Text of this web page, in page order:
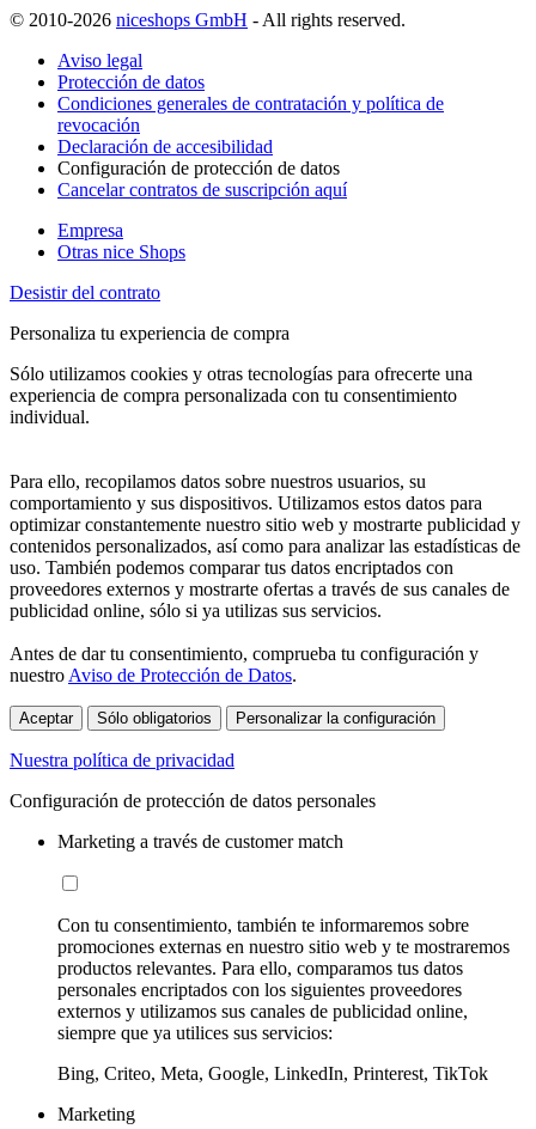
© 2010-2026 niceshops GmbH - All rights reserved.
Aviso legal
Protección de datos
Condiciones generales de contratación y política de
revocación
Declaración de accesibilidad
Configuración de protección de datos
Cancelar contratos de suscripción aquí
Empresa
Otras nice Shops
Desistir del contrato
Personaliza tu experiencia de compra
Sólo utilizamos cookies y otras tecnologías para ofrecerte una
experiencia de compra personalizada con tu consentimiento
individual.
Para ello, recopilamos datos sobre nuestros usuarios, su
comportamiento y sus dispositivos. Utilizamos estos datos para
optimizar constantemente nuestro sitio web y mostrarte publicidad y
contenidos personalizados, así como para analizar las estadísticas de
uso. También podemos comparar tus datos encriptados con
proveedores externos y mostrarte ofertas a través de sus canales de
publicidad online, sólo si ya utilizas sus servicios.
Antes de dar tu consentimiento, comprueba tu configuración y
nuestro Aviso de Protección de Datos.
Aceptar Sólo obligatorios Personalizar la configuración
Nuestra política de privacidad
Configuración de protección de datos personales
Marketing a través de customer match
Con tu consentimiento, también te informaremos sobre
promociones externas en nuestro sitio web y te mostraremos
productos relevantes. Para ello, comparamos tus datos
personales encriptados con los siguientes proveedores
externos y utilizamos sus canales de publicidad online,
siempre que ya utilices sus servicios:
Bing, Criteo, Meta, Google, LinkedIn, Printerest, TikTok
Marketing